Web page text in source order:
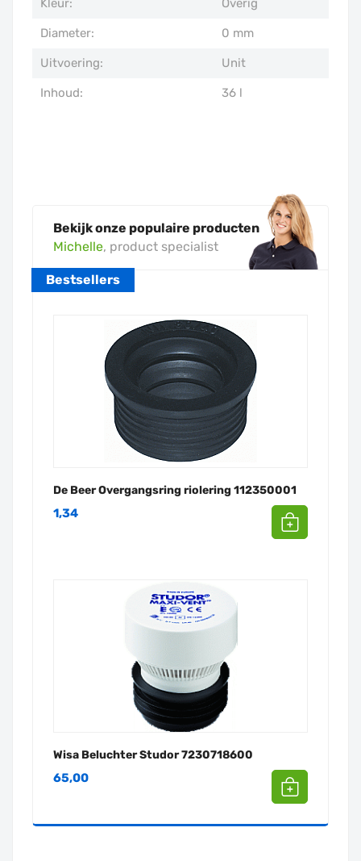
Diameter: 0 mm
Uitvoering: Unit
Inhoud: 36 l
Bekijk onze populaire producten
Michelle, product specialist
Bestsellers
De Beer Overgangsring riolering 112350001
1,34
Wisa Beluchter Studor 7230718600
65,00